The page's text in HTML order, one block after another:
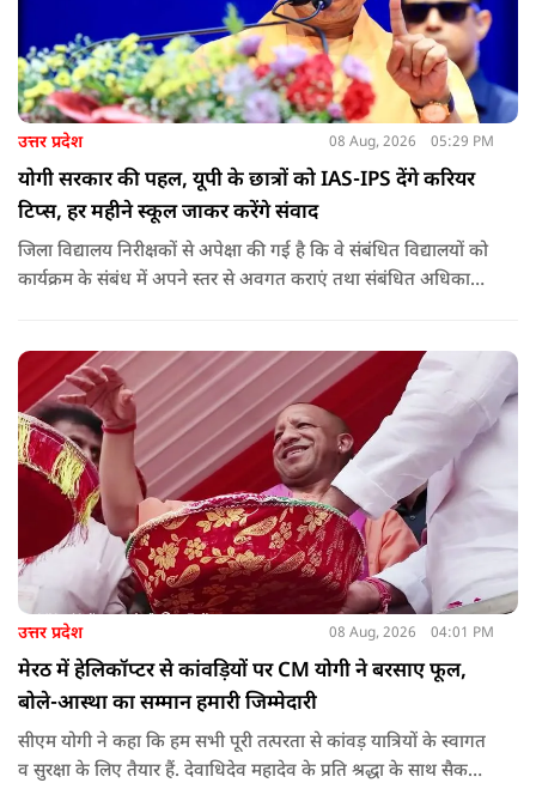
उत्तर प्रदेश 08 Aug, 2026 05:29 PM
योगी सरकार की पहल, यूपी के छात्रों को IAS-IPS देंगे करियर
टिप्स, हर महीने स्कूल जाकर करेंगे संवाद
जिला विद्यालय निरीक्षकों से अपेक्षा की गई है कि वे संबंधित विद्यालयों को
कार्यक्रम के संबंध में अपने स्तर से अवगत कराएं तथा संबंधित अधिकारी
मुख्य सचिव, माध्यमिक शिक्षा, पार्थ सारथी सेन शर्मा ने बताया कि मुख्य
सचिव, उत्तर प्रदेश शासन, की ओर से सभी जिलाधिकारियों को जारी
निर्देश में कहा गया है कि प्रत्येक जिले में तैनात आईएएस, आईपीएस, और
आईएफएस के युवा अधिकारी हर माह कम से कम एक इंटरमीडिएट स्तर
के विद्यालय का भ्रमण कर विद्यार्थियों के साथ संवाद स्थापित करें.
उत्तर प्रदेश 08 Aug, 2026 04:01 PM
मेरठ में हेलिकॉप्टर से कांवड़ियों पर CM योगी ने बरसाए फूल,
बोले-आस्था का सम्मान हमारी जिम्मेदारी
सीएम योगी ने कहा कि हम सभी पूरी तत्परता से कांवड़ यात्रियों के स्वागत
व सुरक्षा के लिए तैयार हैं. देवाधिदेव महादेव के प्रति श्रद्धा के साथ सैकड़ों